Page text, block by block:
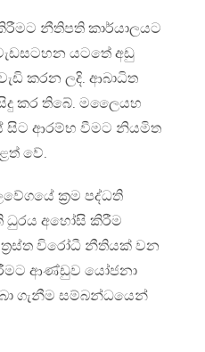
නීතිපති කාර්යාලයට
යටතේ අඩු
කරන ලදි. ආබාධිත
කර තිබේ. මලෛයහ
සිට ආරම්භ වීමට නියමිත
වේ.
ක්‍රම පද්ධති
ධුරය අහෝසි කිරීම
ත්‍රස්ත විරෝධී නීතියක් වන
කිරීමට ආණ්ඩුව යෝජනා
ගැනීම සම්බන්ධයෙන්